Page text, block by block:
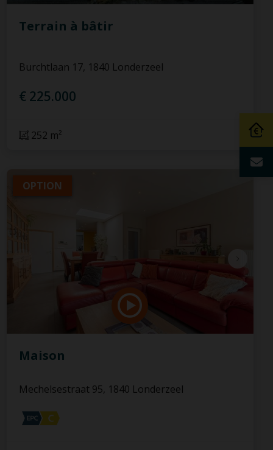
Terrain à bâtir
Burchtlaan 17, 1840 Londerzeel
€ 225.000
252 m²
OPTION
Maison
Mechelsestraat 95, 1840 Londerzeel